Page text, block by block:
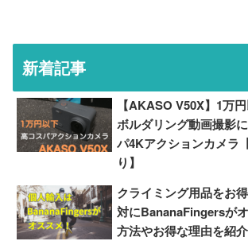
新着記事
【AKASO V50X】1万
ボルダリング動画撮影
パ4Kアクションカメラ
り】
クライミング用品をお
対にBananaFingersが
方法やお得な理由を紹介